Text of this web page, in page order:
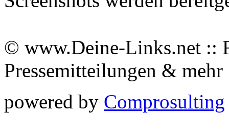
© www.Deine-Links.net ::
Pressemitteilungen &
powered by Comprosulting